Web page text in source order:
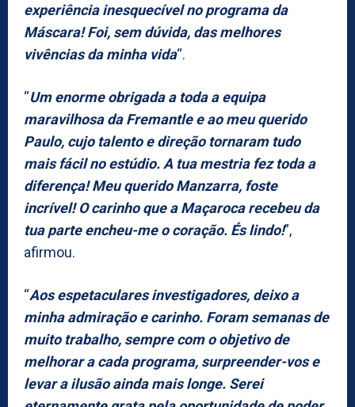
experiência inesquecível no programa da
Máscara! Foi, sem dúvida, das melhores
vivências da minha vida“.
“Um enorme obrigada a toda a equipa
maravilhosa da Fremantle e ao meu querido
Paulo, cujo talento e direção tornaram tudo
mais fácil no estúdio. A tua mestria fez toda a
diferença! Meu querido Manzarra, foste
incrível! O carinho que a Maçaroca recebeu da
tua parte encheu-me o coração. És lindo!”,
afirmou.
“Aos espetaculares investigadores, deixo a
minha admiração e carinho. Foram semanas de
muito trabalho, sempre com o objetivo de
melhorar a cada programa, surpreender-vos e
levar a ilusão ainda mais longe. Serei